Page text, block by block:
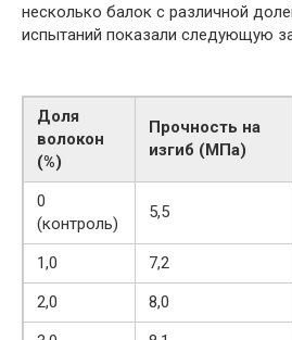
несколько балок с различной
испытаний показали следующую
Доля
волокон
(%)
Прочность на
изгиб (МПа)
0
(контроль)
5,5
1,0 7,2
2,0
8,0